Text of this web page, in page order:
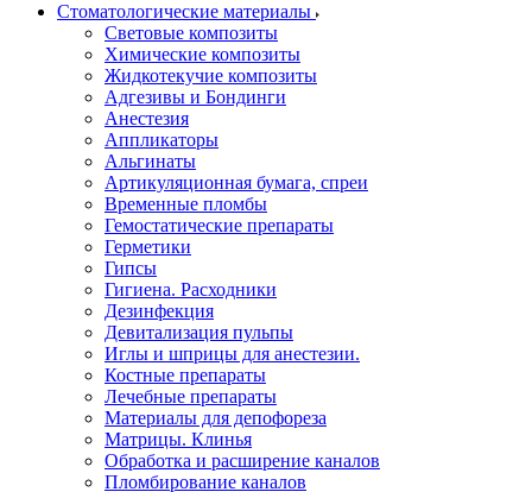
Стоматологические материалы
Световые композиты
Химические композиты
Жидкотекучие композиты
Адгезивы и Бондинги
Анестезия
Аппликаторы
Альгинаты
Артикуляционная бумага, спреи
Временные пломбы
Гемостатические препараты
Герметики
Гипсы
Гигиена. Расходники
Дезинфекция
Девитализация пульпы
Иглы и шприцы для анестезии.
Костные препараты
Лечебные препараты
Материалы для депофореза
Матрицы. Клинья
Обработка и расширение каналов
Пломбирование каналов